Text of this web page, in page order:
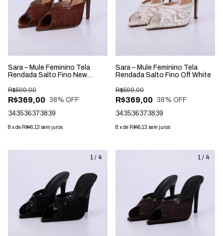
Sara – Mule Feminino Tela
Rendada Salto Fino New
R$369,00
R$599,00
38% OFF
343536373839
8 xde R$46,13 sem juros
Sara – Mule Feminino Tela
Rendada Salto Fino Off White
R$369,00
R$599,00
38% OFF
343536373839
8 xde R$46,13 sem juros
1 / 4 1 / 4